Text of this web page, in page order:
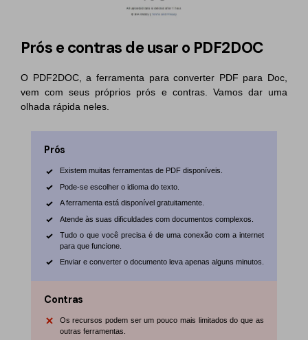
Prós e contras de usar o PDF2DOC
O PDF2DOC, a ferramenta para converter PDF para Doc,
vem com seus próprios prós e contras. Vamos dar uma
olhada rápida neles.
Prós
Existem muitas ferramentas de PDF disponíveis.
Pode-se escolher o idioma do texto.
A ferramenta está disponível gratuitamente.
Atende às suas dificuldades com documentos complexos.
Tudo o que você precisa é de uma conexão com a internet
para que funcione.
Enviar e converter o documento leva apenas alguns minutos.
Contras
Os recursos podem ser um pouco mais limitados do que as
outras ferramentas.